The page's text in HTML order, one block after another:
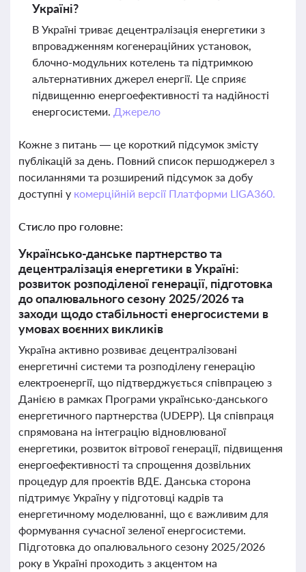
Україні?
В Україні триває децентралізація енергетики з
впровадженням когенераційних установок,
блочно-модульних котелень та підтримкою
альтернативних джерел енергії. Це сприяє
підвищенню енергоефективності та надійності
енергосистеми. Джерело
Кожне з питань — це короткий підсумок змісту
публікацій за день. Повний список першоджерел з
посиланнями та розширений підсумок за добу
доступні у комерційній версії Платформи LIGA360.
Стисло про головне:
Українсько-данське партнерство та
децентралізація енергетики в Україні:
розвиток розподіленої генерації, підготовка
до опалювального сезону 2025/2026 та
заходи щодо стабільності енергосистеми в
умовах воєнних викликів
Україна активно розвиває децентралізовані
енергетичні системи та розподілену генерацію
електроенергії, що підтверджується співпрацею з
Данією в рамках Програми українсько-данського
енергетичного партнерства (UDEPP). Ця співпраця
спрямована на інтеграцію відновлюваної
енергетики, розвиток вітрової генерації, підвищення
енергоефективності та спрощення дозвільних
процедур для проектів ВДЕ. Данська сторона
підтримує Україну у підготовці кадрів та
енергетичному моделюванні, що є важливим для
формування сучасної зеленої енергосистеми.
Підготовка до опалювального сезону 2025/2026
року в Україні проходить з акцентом на